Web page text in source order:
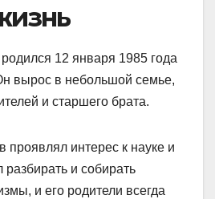
родился 12 января 1985 года
вырос в небольшой семье,
и старшего брата.
проявлял интерес к науке и
и собирать
и его родители всегда